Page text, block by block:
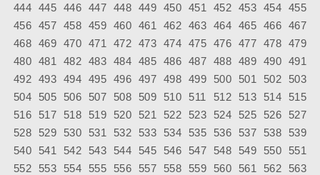
444 445 446 447 448 449 450 451 452 453 454 455
456 457 458 459 460 461 462 463 464 465 466 467
468 469 470 471 472 473 474 475 476 477 478 479
480 481 482 483 484 485 486 487 488 489 490 491
492 493 494 495 496 497 498 499 500 501 502
503
504
505 506 507 508 509 510 511 512 513 514
515
516
517 518 519 520 521 522 523 524 525 526
527
528
529 530 531 532 533 534 535 536 537 538
539
540
541 542 543 544 545 546 547 548 549 550
551
552
553 554 555 556 557 558 559 560 561 562
563